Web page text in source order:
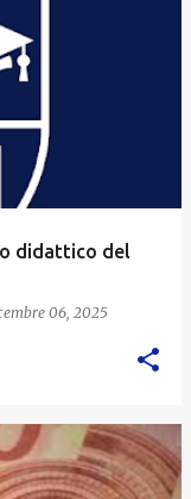
didattico del
06, 2025